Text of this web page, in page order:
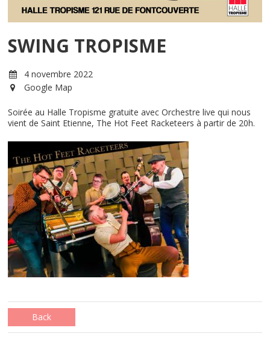
SWING TROPISME
4 novembre 2022
Google Map
Soirée au Halle Tropisme gratuite avec Orchestre live qui nous
vient de Saint Etienne, The Hot Feet Racketeers à partir de 20h.
Back